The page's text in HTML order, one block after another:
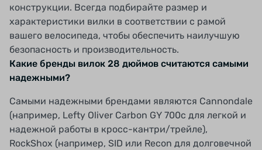
конструкции. Всегда подбирайте размер и
характеристики вилки в соответствии с рамой
вашего велосипеда, чтобы обеспечить наилучшую
безопасность и производительность.
Какие бренды вилок 28 дюймов считаются самыми
надежными?
Самыми надежными брендами являются Cannondale
(например, Lefty Oliver Carbon GY 700c для легкой и
надежной работы в кросс-кантри/трейле),
RockShox (например, SID или Recon для долговечной